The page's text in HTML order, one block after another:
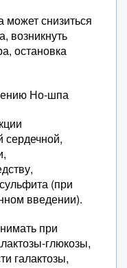
снизиться
возникнуть
остановка
Но-шпа
сердечной,
(при
введении).
при
глюкозы,
галактозы,